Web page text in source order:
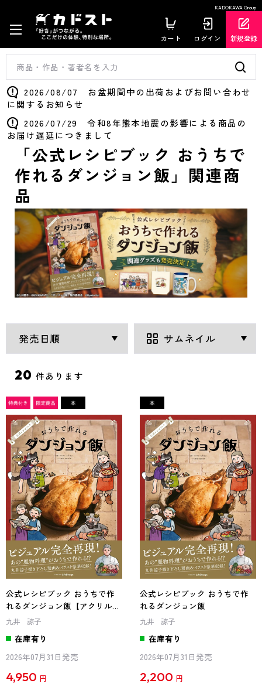
KADOKAWA Group
カート ログイン 新規登録
2026/08/07 お盆期間中の出荷およびお問い合わせ
に関するお知らせ
2026/07/29 令和8年熊本地震の影響による商品の
お届け遅延につきまして
「公式レシピブック おうちで
作れるダンジョン飯」関連商
品
20 件あります
公式レシピブック おうちで作
れるダンジョン飯【アクリルコ
ースター付きカドスト限定特装
九井 諒子
在庫有り
2026年07月31日発売
4,950 円
公式レシピブック おうちで作
れるダンジョン飯
九井 諒子
在庫有り
2026年07月31日発売
2,200 円